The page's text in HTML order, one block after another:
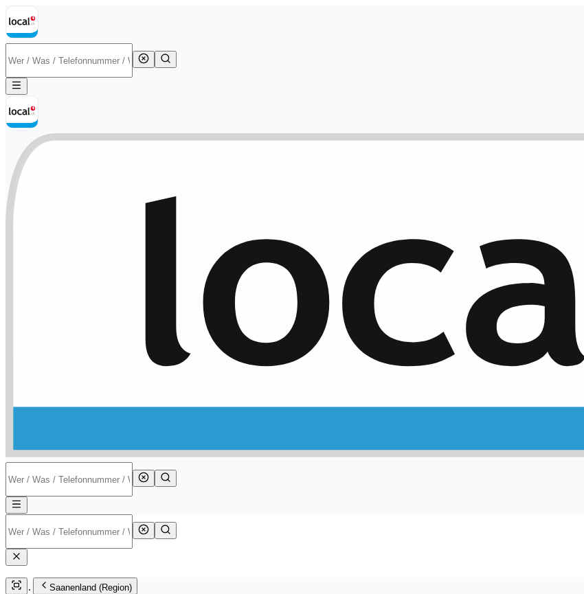
Saanenland (Region)